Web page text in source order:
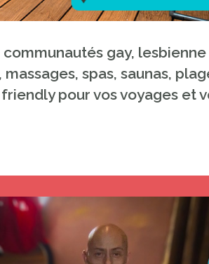
gay,
spas, saunas,
pour vos voyages et